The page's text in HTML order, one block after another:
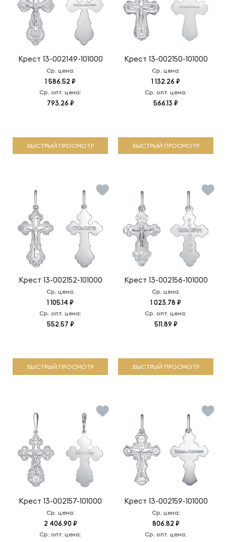
Крест 13-002149-101000
Ср. цена:
1 586.52 ₽
Ср. опт. цена:
793.26 ₽
БЫСТРЫЙ ПРОСМОТР
Крест 13-002150-101000
Ср. цена:
1 132.26 ₽
Ср. опт. цена:
566.13 ₽
БЫСТРЫЙ ПРОСМОТР
Крест 13-002152-101000
Ср. цена:
1 105.14 ₽
Ср. опт. цена:
552.57 ₽
БЫСТРЫЙ ПРОСМОТР
Крест 13-002156-101000
Ср. цена:
1 023.78 ₽
Ср. опт. цена:
511.89 ₽
БЫСТРЫЙ ПРОСМОТР
Крест 13-002157-101000
Ср. цена:
2 406.90 ₽
Ср. опт. цена:
Крест 13-002159-101000
Ср. цена:
806.82 ₽
Ср. опт. цена: